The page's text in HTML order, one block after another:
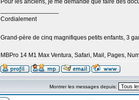
Pour les anciens, je me demande que faire des
Cordialement
Grand-père de cinq magnifiques petits enfants, 3
MBPro 14 M1 Max Ventura, Safari, Mail, Pages,
Montrer les messages depuis: